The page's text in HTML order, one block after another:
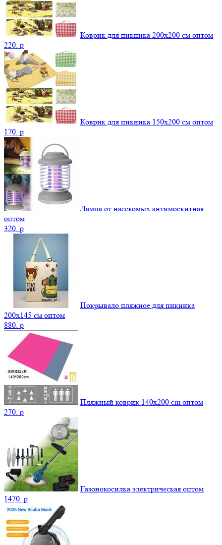
Коврик для пикника 200х200 см оптом
220. p
Коврик для пикника 150х200 см оптом
170. p
Лампа от насекомых антимоскитная
оптом
320. p
Покрывало пляжное для пикника
200х145 см оптом
880. p
Пляжный коврик 140х200 cm оптом
270. p
Газонокосилка электрическая оптом
1470. p